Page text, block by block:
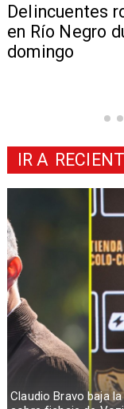
Delincuentes
en Río Negro
domingo
Claudio Bravo baja
IR A